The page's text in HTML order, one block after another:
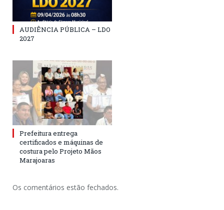
AUDIÊNCIA PÚBLICA – LDO
2027
Prefeitura entrega
certificados e máquinas de
costura pelo Projeto Mãos
Marajoaras
Os comentários estão fechados.